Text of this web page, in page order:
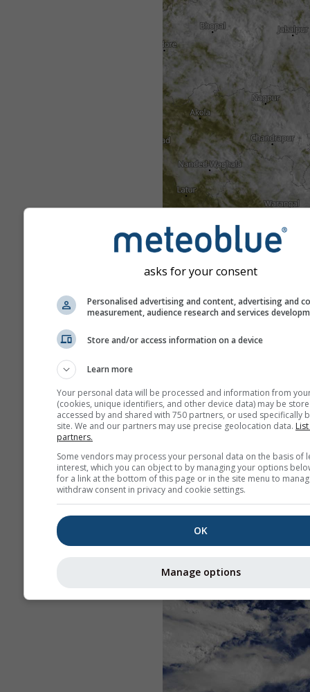
asks for your consent
Personalised advertising and content, advertising and
measurement, audience research and services
Store and/or access information on a device
Learn more
Your personal data will be processed and information from
(cookies, unique identifiers, and other device data) may be
accessed by and shared with 750 partners, or used specifically
site. We and our partners may use precise geolocation data.
partners.
Some vendors may process your personal data on the basis of
interest, which you can object to by managing your options
for a link at the bottom of this page or in the site menu to
withdraw consent in privacy and cookie settings.
OK
Manage options